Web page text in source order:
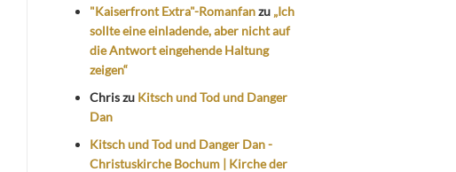
"Kaiserfront Extra"-Romanfanzu „Ich
sollte eine einladende, aber nicht auf
die Antwort eingehende Haltung
zeigen“
Chriszu Kitsch und Tod und Danger
Dan
Kitsch und Tod und Danger Dan -
Christuskirche Bochum | Kirche der